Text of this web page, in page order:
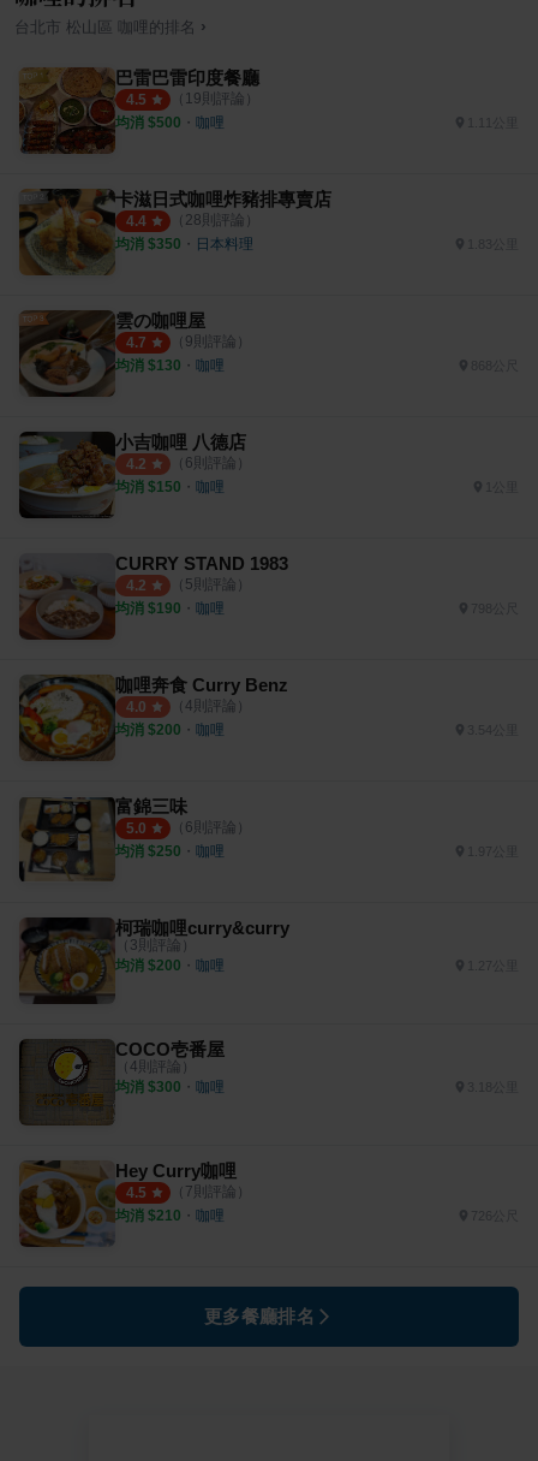
台北市 松山區 咖哩 的排名 ›
巴雷巴雷印度餐廳
4.5 （ 19則評論）
均消 $500 ・ 咖哩
卡滋日式咖哩炸豬排專賣店
4.4 （ 28則評論）
均消 $350 ・ 日本料理
雲の咖哩屋
4.7 （ 9則評論）
均消 $130 ・ 咖哩
小吉咖哩 八德店
4.2 （ 6則評論）
均消 $150 ・ 咖哩
CURRY STAND 1983
4.2 （ 5則評論）
均消 $190 ・ 咖哩
咖哩奔食 Curry Benz
4.0 （ 4則評論）
均消 $200 ・ 咖哩 3.54公里
富錦三味
5.0 （ 6則評論）
均消 $250 ・ 咖哩
柯瑞咖哩curry&curry
（ 3則評論）
均消 $200 ・ 咖哩
COCO壱番屋
（ 4則評論）
均消 $300 ・ 咖哩
Hey Curry咖哩
4.5 （ 7則評論）
均消 $210 ・ 咖哩
更多餐廳排名